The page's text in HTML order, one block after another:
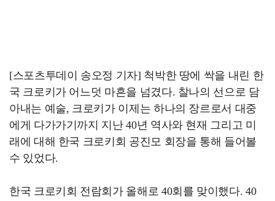
[스포츠투데이 송오정 기자] 척박한 땅에 싹을 내린 한
국 크로키가 어느덧 마흔을 넘겼다. 찰나의 선으로 담
아내는 예술, 크로키가 이제는 하나의 장르로서 대중
에게 다가가기까지 지난 40년 역사와 현재 그리고 미
래에 대해 한국 크로키회 공진모 회장을 통해 들어볼
수 있었다.
한국 크로키회 전람회가 올해로 40회를 맞이했다. 40